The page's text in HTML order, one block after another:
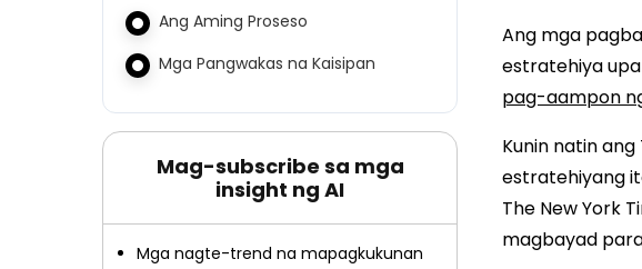
Ang Aming Proseso
Mga Pangwakas na Kaisipan
Mag-subscribe sa mga
insight ng AI
Mga nagte-trend na mapagkukunan
Ang mga
estratehiya
pag-aampon
Kunin natin
estratehiyang
The New York
magbayad